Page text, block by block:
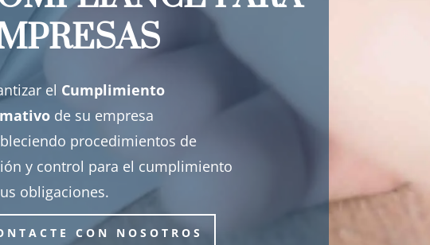
el Cumplimiento
de su empresa
procedimientos de
y control para el cumplimiento
obligaciones.
CON NOSOTROS